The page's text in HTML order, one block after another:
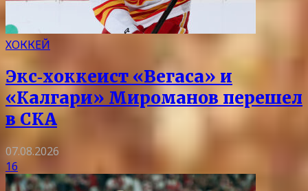
ХОККЕЙ
Экс‑хоккеист «Вегаса» и
«Калгари» Мироманов перешел
в СКА
07.08.2026
16